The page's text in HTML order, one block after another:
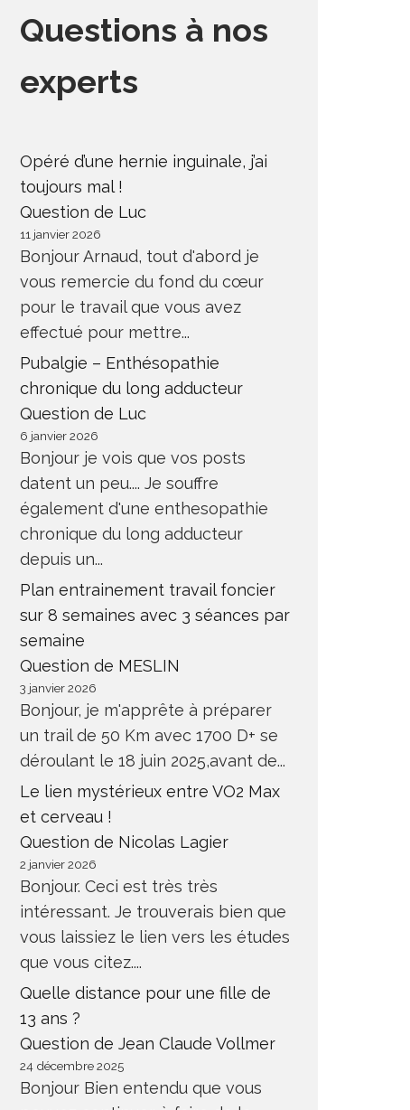
Questions à nos
experts
Opéré d’une hernie inguinale, j’ai
toujours mal !
Question de Luc
11 janvier 2026
Bonjour Arnaud, tout d'abord je
vous remercie du fond du cœur
pour le travail que vous avez
effectué pour mettre...
Pubalgie – Enthésopathie
chronique du long adducteur
Question de Luc
6 janvier 2026
Bonjour je vois que vos posts
datent un peu.... Je souffre
également d'une enthesopathie
chronique du long adducteur
depuis un...
Plan entrainement travail foncier
sur 8 semaines avec 3 séances par
semaine
Question de MESLIN
3 janvier 2026
Bonjour, je m'apprête à préparer
un trail de 50 Km avec 1700 D+ se
déroulant le 18 juin 2025,avant de...
Le lien mystérieux entre VO2 Max
et cerveau !
Question de Nicolas Lagier
2 janvier 2026
Bonjour. Ceci est très très
intéressant. Je trouverais bien que
vous laissiez le lien vers les études
que vous citez....
Quelle distance pour une fille de
13 ans ?
Question de Jean Claude Vollmer
24 décembre 2025
Bonjour Bien entendu que vous